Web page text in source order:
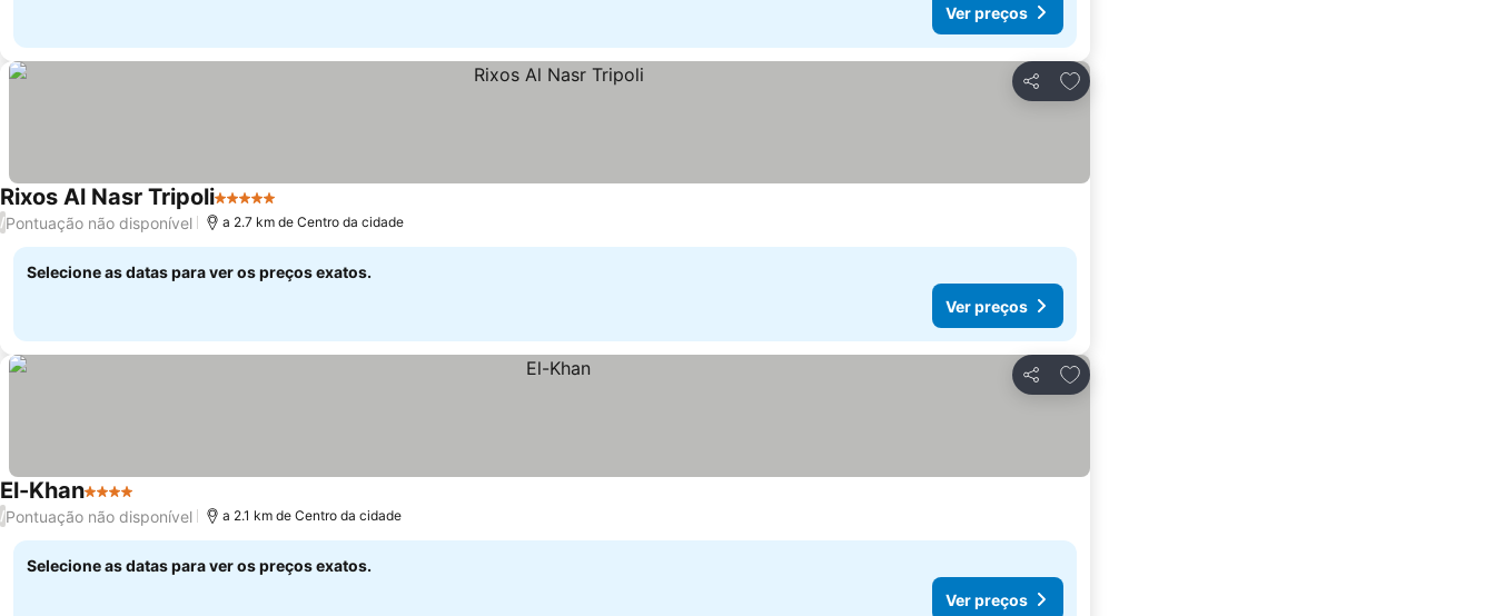
Ver preços
Partilhar
Adicionar aos favoritos
Rixos Al Nasr Tripoli5 Estrelas
/Pontuação não disponível a 2.7 km de Centro da cidade
Selecione as datas para ver os preços exatos.
Ver preços
Partilhar
Adicionar aos favoritos
El-Khan4 EstrelasVer preços
/Pontuação não disponível a 2.1 km de Centro da cidade
Selecione as datas para ver os preços exatos.
Ver preços